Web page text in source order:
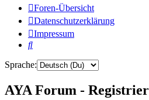
Foren-Übersicht
Datenschutzerklärung
Impressum
Suche
Sprache:
AYA Forum -